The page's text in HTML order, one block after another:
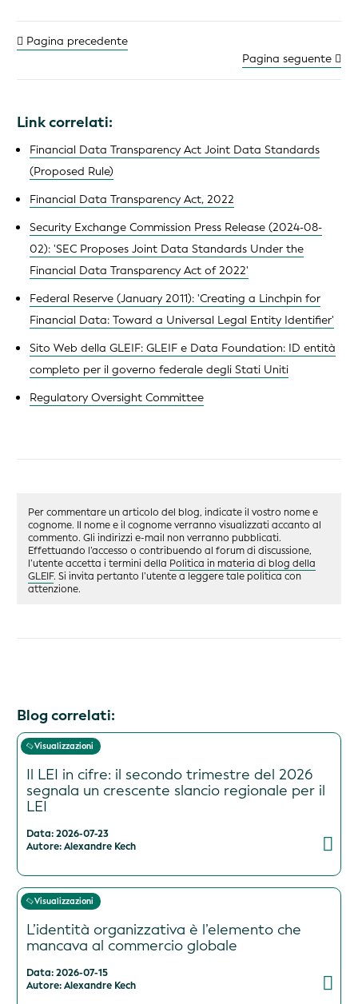
Pagina precedente
Pagina seguente
Link correlati:
Financial Data Transparency Act Joint Data Standards
(Proposed Rule)
Financial Data Transparency Act, 2022
Security Exchange Commission Press Release (2024-08-
02): 'SEC Proposes Joint Data Standards Under the
Financial Data Transparency Act of 2022'
Federal Reserve (January 2011): 'Creating a Linchpin for
Financial Data: Toward a Universal Legal Entity Identifier'
Sito Web della GLEIF: GLEIF e Data Foundation: ID entità
completo per il governo federale degli Stati Uniti
Regulatory Oversight Committee
Per commentare un articolo del blog, indicate il vostro nome e
cognome. Il nome e il cognome verranno visualizzati accanto al
commento. Gli indirizzi e-mail non verranno pubblicati.
Effettuando l’accesso o contribuendo al forum di discussione,
l’utente accetta i termini della Politica in materia di blog della
GLEIF. Si invita pertanto l’utente a leggere tale politica con
attenzione.
Blog correlati:
Visualizzazioni
Il LEI in cifre: il secondo trimestre del 2026
segnala un crescente slancio regionale per il
LEI
Data: 2026-07-23
Autore: Alexandre Kech
Visualizzazioni
L’identità organizzativa è l’elemento che
mancava al commercio globale
Data: 2026-07-15
Autore: Alexandre Kech